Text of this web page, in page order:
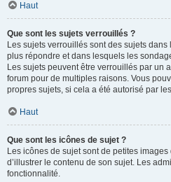
Haut
Que sont les sujets verrouillés ?
Les sujets verrouillés sont des sujets
plus répondre et dans lesquels les
Les sujets peuvent être verrouillés par un
forum pour de multiples raisons. Vous
propres sujets, si cela a été autorisé par
Haut
Que sont les icônes de sujet ?
Les icônes de sujet sont de petites
d’illustrer le contenu de son sujet. Les
fonctionnalité.